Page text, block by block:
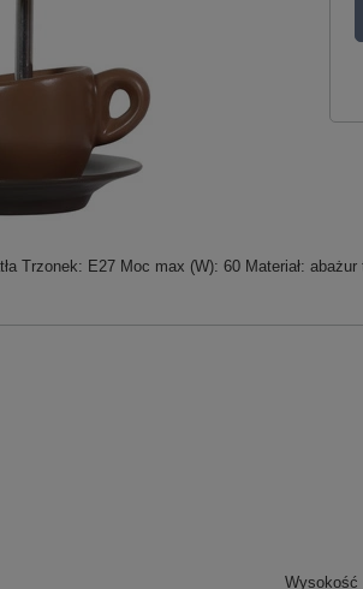
Trzonek: E27 Moc max (W): 60 Materiał:
Wysokość